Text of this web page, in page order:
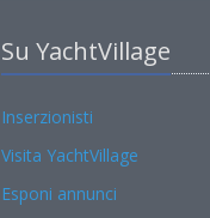
Su YachtVillage
Inserzionisti
Visita YachtVillage
Esponi annunci